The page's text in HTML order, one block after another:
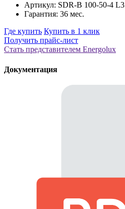
Артикул: SDR-B 100-50-4 L3
Гарантия: 36 мес.
Где купить Купить в 1 клик
Получить прайс-лист
Стать представителем Еnergolux
Документация